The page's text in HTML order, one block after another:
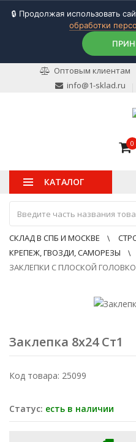
🔒 Продолжая использовать
обработки
Оптовым клиентам
info@1-sklad.ru
0
КАТАЛОГ
СКЛАД В СПБ И МОСКВЕ
КРЕПЕЖ, ГВОЗДИ, САМОРЕЗЫ
ЗАКЛЕПКИ С ПЛОСКОЙ
Заклепка 8x24 Ст1
Код товара: 25099
Статус: есть в наличии